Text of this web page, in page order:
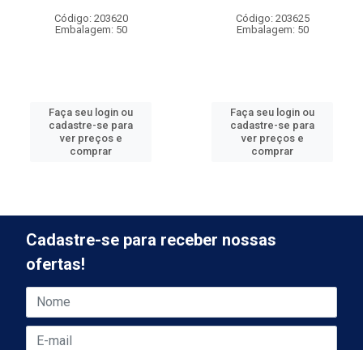
Código: 203620
Embalagem: 50
Faça seu login ou
cadastre-se para
ver preços e
comprar
Código: 203625
Embalagem: 50
Faça seu login ou
cadastre-se para
ver preços e
comprar
Cadastre-se para receber nossas
ofertas!